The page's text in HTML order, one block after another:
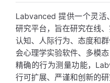
Labvanced 提供一个灵活
研究平台，旨在研究在线
认知、人际行为、态度和
会心理学实验软件、多模
精确的行为测量功能，
行可扩展、严谨和创新的